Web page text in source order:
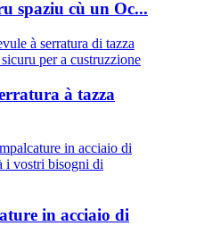
spaziu cù un Oc...
à tazza
in acciaio di